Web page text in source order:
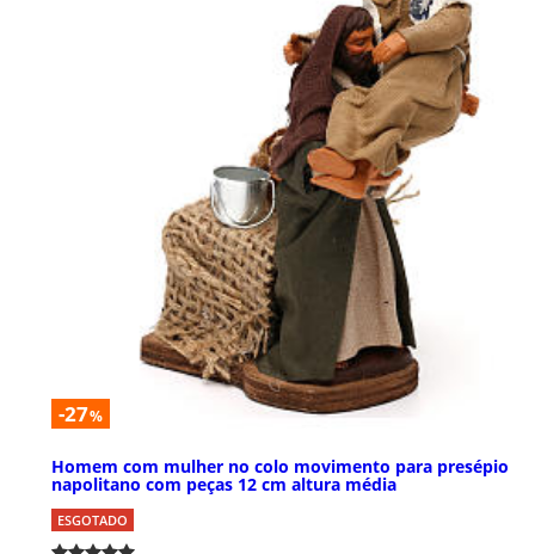
-27%
Homem com mulher no colo movimento para presépio
napolitano com peças 12 cm altura média
ESGOTADO